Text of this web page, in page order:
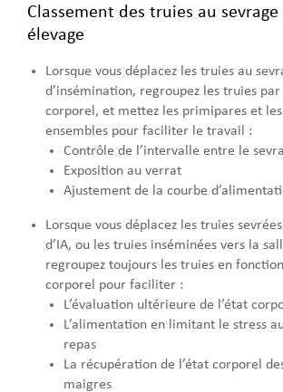
Classement des truies au sevrage
élevage
Lorsque vous déplacez les truies au
d’insémination, regroupez les truies
corporel, et mettez les primipares et
ensembles pour faciliter le travail :
Contrôle de l’intervalle entre le
Exposition au verrat
Ajustement de la courbe
Lorsque vous déplacez les truies
d’IA, ou les truies inséminées vers la
regroupez toujours les truies en
corporel pour faciliter :
L’évaluation ultérieure de l’état
L’alimentation en limitant le stress
repas
La récupération de l’état corporel
maigres